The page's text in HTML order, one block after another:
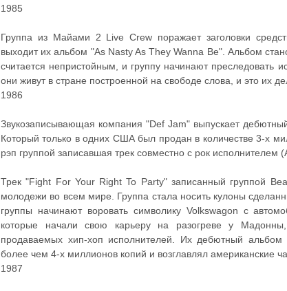
1985
Группа из Майами 2 Live Crew поражает заголовки
выходит их альбом "As Nasty As They Wanna Be". Альбом
считается непристойным, и группу начинают преследовать
они живут в стране построенной на свободе слова, и это их
1986
Звукозаписывающая компания "Def Jam" выпускает
Который только в одних США был продан в количестве 3-х
рэп группой записавшая трек совместно с рок исполнителем
Трек "Fight For Your Right To Party" записанный группой
молодежи во всем мире. Группа стала носить кулоны
группы начинают воровать символику Volkswagon с
которые начали свою карьеру на разогреве у
продаваемых хип-хоп исполнителей. Их дебютный
более чем 4-х миллионов копий и возглавлял американские
1987